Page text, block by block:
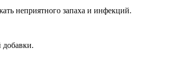
неприятного запаха и инфекций.
добавки.